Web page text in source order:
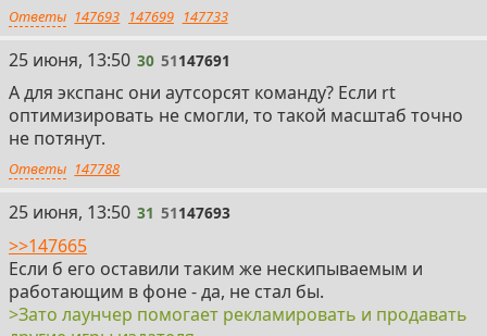
Ответы 147693 147699 147733
30
25 июня, 13:50 30 51147691
А для экспанс они аутсорсят команду? Если rt
оптимизировать не смогли, то такой масштаб точно
не потянут.
Ответы 147788
31
25 июня, 13:50 31 51147693
>>147665
Если б его оставили таким же нескипываемым и
работающим в фоне - да, не стал бы.
>Зато лаунчер помогает рекламировать и продавать